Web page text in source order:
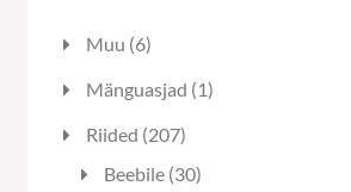
Muu 66
toodet
Mänguasjad 11
Riided 207207
toodet
Beebile 3030